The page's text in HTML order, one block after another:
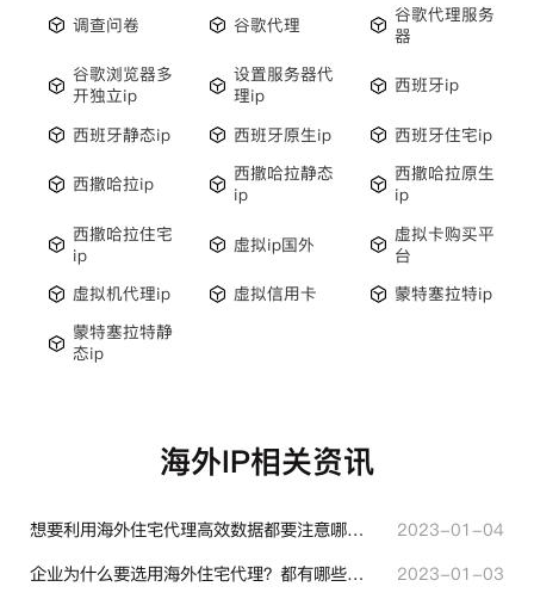
调查问卷 谷歌代理
谷歌代理服务
器
谷歌浏览器多
开独立ip
设置服务器代
理ip
西班牙ip
西班牙静态ip 西班牙原生ip 西班牙住宅ip
西撒哈拉ip
西撒哈拉静态
ip
西撒哈拉原生
ip
西撒哈拉住宅
ip
虚拟ip国外
虚拟卡购买平
台
虚拟机代理ip
虚拟信用卡
蒙特塞拉特ip
蒙特塞拉特静
态ip
海外IP相关资讯
想要利用海外住宅代理高效数据都要注意哪些地方？
2023-01-04
企业为什么要选用海外住宅代理？都有哪些帮助？
2023-01-03